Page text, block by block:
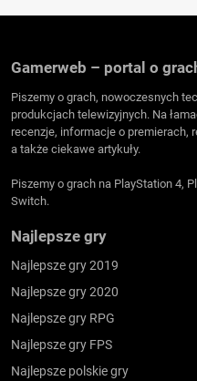
Gamerweb – portal o
Piszemy o grach, nowoczesnych
produkcjach telewizyjnych. Na
recenzje, informacje o premierach,
a także ciekawe artykuły.
Piszemy o grach na PlayStation 4,
Switch.
Najlepsze gry
Najlepsze gry 2019
Najlepsze gry 2020
Najlepsze gry RPG
Najlepsze gry FPS
Najlepsze polskie gry